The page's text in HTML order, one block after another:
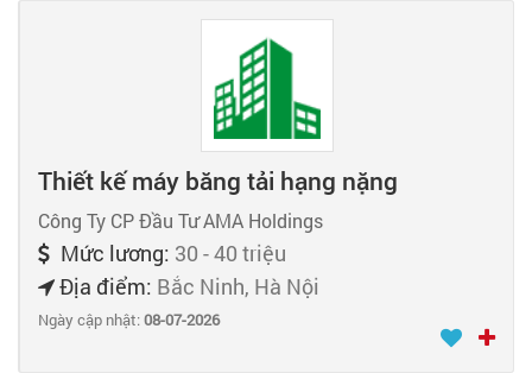
Thiết kế máy băng tải hạng nặng
Công Ty CP Đầu Tư AMA Holdings
Mức lương: 30 - 40 triệu
Địa điểm: Bắc Ninh, Hà Nội
Ngày cập nhật:08-07-2026